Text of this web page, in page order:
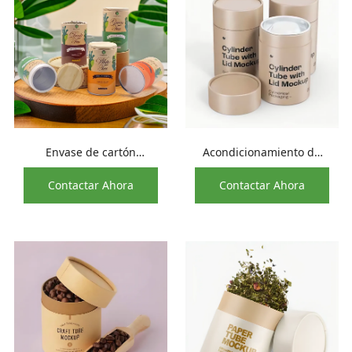
Envase de cartón
cilíndrico de calidad
alimentaria para té de
hojas verdes
Contactar Ahora
Acondicionamiento de
alimentos redondo de la
cartulina del casquillo de
la lata del tubo de papel
Contactar Ahora